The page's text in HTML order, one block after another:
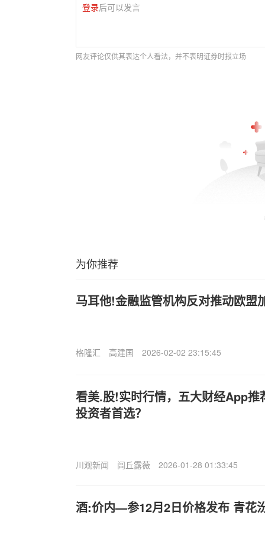
登录后可以发言
网友评论仅供其表达个人看法，并不表明证券时报立场
为你推荐
马耳他!金融监管机构反对推动欧盟
格隆汇 高建国 2026-02-02 23:15:45
看美.股!实时行情，五大财经App推
投资者首选？
川观新闻 闾丘露薇 2026-01-28 01:33:45
酒:价内—参12月2日价格发布 青花